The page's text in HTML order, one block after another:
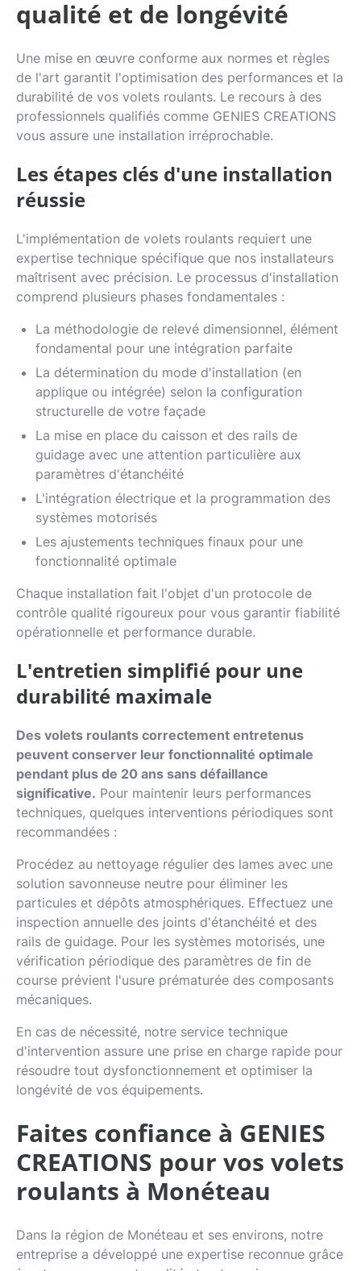
qualité et de longévité
Une mise en œuvre conforme aux normes et règles
de l'art garantit l'optimisation des performances et la
durabilité de vos volets roulants. Le recours à des
professionnels qualifiés comme GENIES CREATIONS
vous assure une installation irréprochable.
Les étapes clés d'une installation
réussie
L'implémentation de volets roulants requiert une
expertise technique spécifique que nos installateurs
maîtrisent avec précision. Le processus d'installation
comprend plusieurs phases fondamentales :
La méthodologie de relevé dimensionnel, élément
fondamental pour une intégration parfaite
La détermination du mode d'installation (en
applique ou intégrée) selon la configuration
structurelle de votre façade
La mise en place du caisson et des rails de
guidage avec une attention particulière aux
paramètres d'étanchéité
L'intégration électrique et la programmation des
systèmes motorisés
Les ajustements techniques finaux pour une
fonctionnalité optimale
Chaque installation fait l'objet d'un protocole de
contrôle qualité rigoureux pour vous garantir fiabilité
opérationnelle et performance durable.
L'entretien simplifié pour une
durabilité maximale
Des volets roulants correctement entretenus
peuvent conserver leur fonctionnalité optimale
pendant plus de 20 ans sans défaillance
significative. Pour maintenir leurs performances
techniques, quelques interventions périodiques sont
recommandées :
Procédez au nettoyage régulier des lames avec une
solution savonneuse neutre pour éliminer les
particules et dépôts atmosphériques. Effectuez une
inspection annuelle des joints d'étanchéité et des
rails de guidage. Pour les systèmes motorisés, une
vérification périodique des paramètres de fin de
course prévient l'usure prématurée des composants
mécaniques.
En cas de nécessité, notre service technique
d'intervention assure une prise en charge rapide pour
résoudre tout dysfonctionnement et optimiser la
longévité de vos équipements.
Faites confiance à GENIES
CREATIONS pour vos volets
roulants à Monéteau
Dans la région de Monéteau et ses environs, notre
entreprise a développé une expertise reconnue grâce